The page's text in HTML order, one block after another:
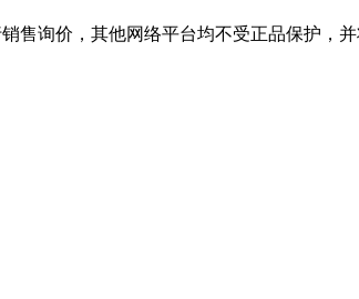
售询价，其他网络平台均不受正品保护，